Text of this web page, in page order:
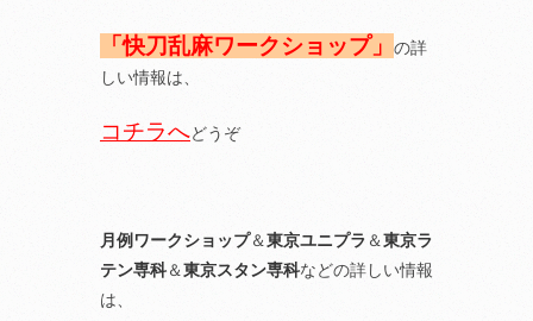
「快刀乱麻ワークショップ」
の詳
しい情報は、
コチラへどうぞ
月例ワークショップ＆東京ユニプラ ＆東京ラ
テン専科＆東京スタン専科などの詳しい情報
は、